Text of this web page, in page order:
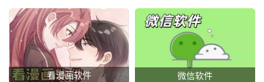
看漫画软件 微信软件